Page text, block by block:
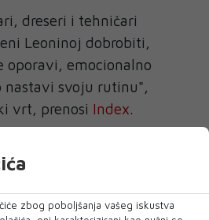
dreseri i tehničari
Leoninoj dobrobiti,
oporavi, emocionalno
nastavi svoju rutinu",
vrt, prenosi Index.
zbog poboljšanja vašeg iskustva